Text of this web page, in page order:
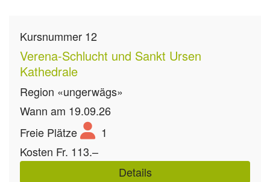
Kursnummer 12
Verena-Schlucht und Sankt Ursen
Kathedrale
Region «ungerwägs»
Wann am 19.09.26
Freie Plätze
1
Kosten Fr. 113.–
Details